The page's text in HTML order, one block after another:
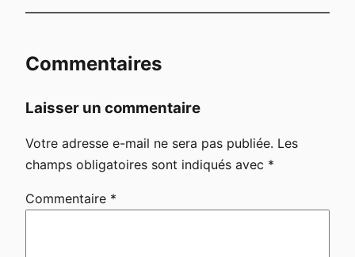
Commentaires
Laisser un commentaire
Votre adresse e-mail ne sera pas publiée. Les
champs obligatoires sont indiqués avec *
Commentaire *